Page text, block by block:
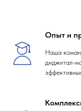
Опыт и
Наша
диджитал-